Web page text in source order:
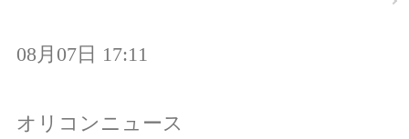
08月07日 17:11
オリコンニュース